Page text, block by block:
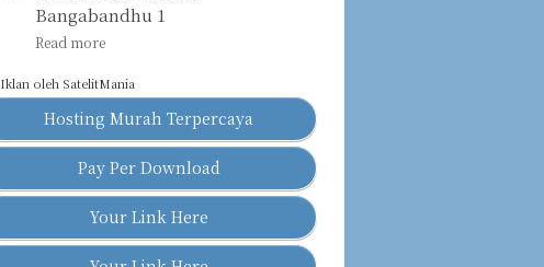
Bangabandhu 1
Hosting Murah Terpercaya
Pay Per Download
Your Link Here
Iklan oleh SatelitMania